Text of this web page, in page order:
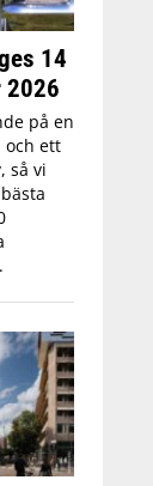
14
2026
på en
och ett
så vi